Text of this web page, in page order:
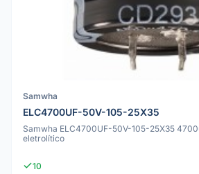
Samwha
ELC4700UF-50V-105-25X35
Samwha ELC4700UF-50V-105-25X35
eletrolítico
10